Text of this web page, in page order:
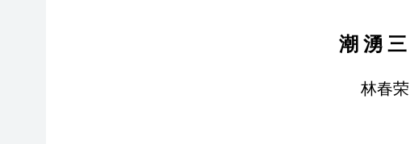
潮 湧 三
林春荣